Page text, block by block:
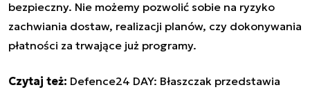
bezpieczny. Nie możemy pozwolić sobie na ryzyko
zachwiania dostaw, realizacji planów, czy dokonywania
płatności za trwające już programy.
Czytaj też: Defence24 DAY: Błaszczak przedstawia